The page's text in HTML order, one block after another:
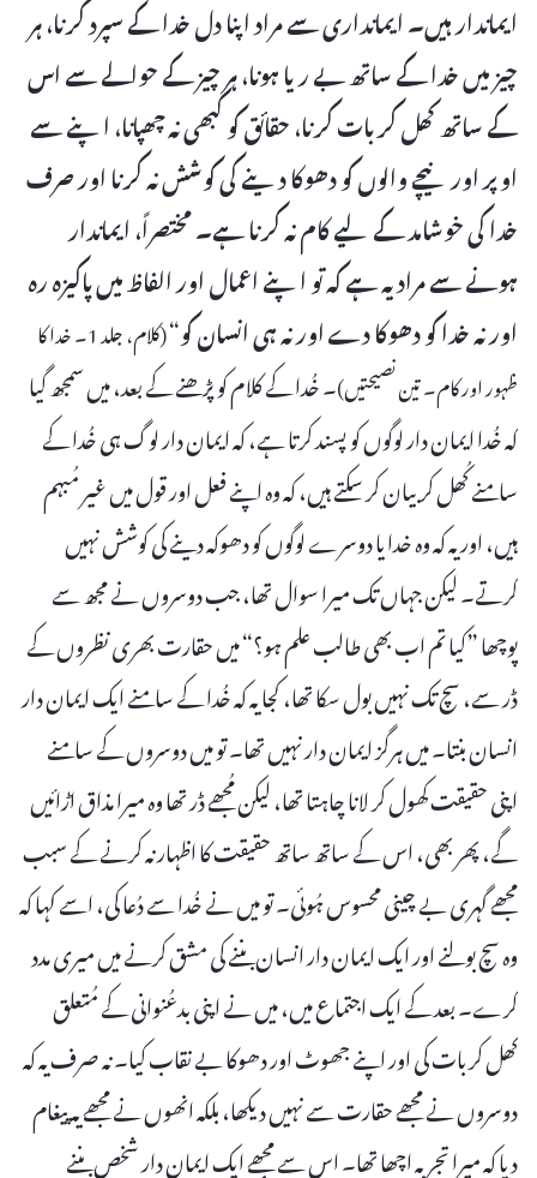
ایماندار ہیں۔ ایمانداری سے مراد اپنا دل خدا کے سپرد کرنا، ہر
چیز میں خدا کے ساتھ بے ریا ہونا، ہر چیز کے حوالے سے اس
کے ساتھ کھل کر بات کرنا، حقائق کو کبھی نہ چھپانا، اپنے سے
اوپر اور نیچے والوں کو دھوکا دینے کی کوشش نہ کرنا اور صرف
خدا کی خوشامد کے لیے کام نہ کرنا ہے۔ مختصراً، ایماندار
ہونے سے مراد یہ ہے کہ تو اپنے اعمال اور الفاظ میں پاکیزہ رہ
اور نہ خدا کو دھوکا دے اور نہ ہی انسان کو“
(کلام، جلد 1۔ خدا کا
ظہور اور کام۔ تین نصیحتیں)۔ خُدا کے کلام کو پڑھنے کے بعد، میں سمجھ گیا
کہ خُدا ایمان دار لوگوں کو پسند کرتا ہے، کہ ایمان دار لوگ ہی خُدا کے
سامنے کُھل کر بیان کر سکتے ہیں، کہ وہ اپنے فعل اور قول میں غیر مُبہم
ہیں، اور یہ کہ وہ خدا یا دوسرے لوگوں کو دھوکہ دینے کی کوشش نہیں
کرتے۔ لیکن جہاں تک میرا سوال تھا، جب دوسروں نے مجھ سے
پوچھا ”کیا تم اب بھی طالب علم ہو؟“ میں حقارت بھری نظروں کے
ڈر سے، سچ تک نہیں بول سکا تھا، کجا یہ کہ خُدا کے سامنے ایک ایمان دار
انسان بنتا۔ میں ہرگز ایمان دار نہیں تھا۔ تو میں دوسروں کے سامنے
اپنی حقیقت کھول کر لانا چاہتا تھا، لیکن مُجھے ڈر تھا وہ میرا مذاق اڑائیں
گے، پھر بھی، اس کے ساتھ ساتھ حقیقت کا اظہار نہ کرنے کے سبب
مجھے گہری بے چینی محسوس ہُوئی۔ تو میں نے خُدا سے دُعا کی، اسے کہا کہ
وہ سچ بولنے اور ایک ایمان دار انسان بننے کی مشق کرنے میں میری مدد
کرے۔ بعد کے ایک اجتماع میں، میں نے اپنی بدعُنوانی کے مُتعلق
کھل کر بات کی اور اپنے جھوٹ اور دھوکا بے نقاب کیا۔ نہ صرف یہ کہ
دوسروں نے مجھے حقارت سے نہیں دیکھا، بلکہ انھوں نے مجھے یہ پیغام
دیا کہ میرا تجربہ اچھا تھا۔ اس سے مجھے ایک ایمان دار شخص بننے